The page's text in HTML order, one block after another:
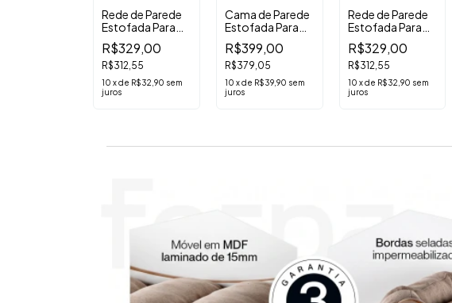
Rede de Parede
Estofada Para
Gatos Nick
Branca
R$329,00
R$312,55
10 xde R$32,90 sem
juros
Cama de Parede
Estofada Para
Gatos Raj Azul
R$399,00
R$379,05
10 xde R$39,90 sem
juros
Rede de Parede
Estofada Para
Gatos Nick Preta
R$329,00
R$312,55
10 xde R$32,90 sem
juros